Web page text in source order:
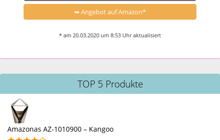
➥ Angebot auf Amazon*
* am 20.03.2020 um 8:53 Uhr aktualisiert
TOP 5 Produkte
Amazonas AZ-1010900 – Kangoo